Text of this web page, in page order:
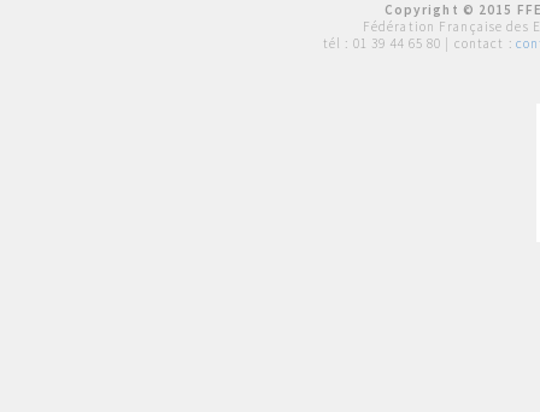
Copyright © 2015
Fédération Française des
tél : 01 39 44 65 80 | contact :